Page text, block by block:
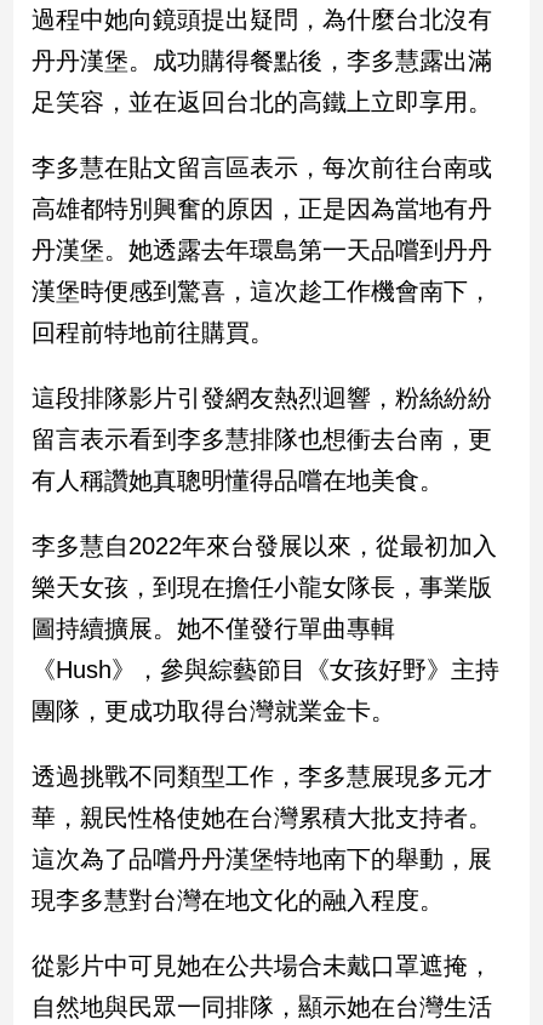
觀
點
兩
國
際
社
會/
地
方
新
病
毒
專
區
南
台
灣
點
台
灣
觀
樂
娛
過程中她向鏡頭提出疑問，為什麼台北沒有
丹丹漢堡。成功購得餐點後，李多慧露出滿
足笑容，並在返回台北的高鐵上立即享用。
李多慧在貼文留言區表示，每次前往台南或
高雄都特別興奮的原因，正是因為當地有丹
丹漢堡。她透露去年環島第一天品嚐到丹丹
漢堡時便感到驚喜，這次趁工作機會南下，
回程前特地前往購買。
這段排隊影片引發網友熱烈迴響，粉絲紛紛
留言表示看到李多慧排隊也想衝去台南，更
有人稱讚她真聰明懂得品嚐在地美食。
李多慧自2022年來台發展以來，從最初加入
樂天女孩，到現在擔任小龍女隊長，事業版
圖持續擴展。她不僅發行單曲專輯
《Hush》，參與綜藝節目《女孩好野》主持
團隊，更成功取得台灣就業金卡。
透過挑戰不同類型工作，李多慧展現多元才
華，親民性格使她在台灣累積大批支持者。
這次為了品嚐丹丹漢堡特地南下的舉動，展
現李多慧對台灣在地文化的融入程度。
從影片中可見她在公共場合未戴口罩遮掩，
自然地與民眾一同排隊，顯示她在台灣生活